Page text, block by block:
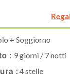
+ Soggiorno
: 9 giorni / 7 notti
: 4 stelle